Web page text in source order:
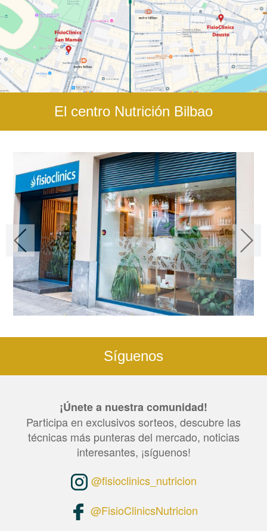
El centro Nutrición Bilbao
Síguenos
¡Únete a nuestra comunidad!
Participa en exclusivos sorteos, descubre las
técnicas más punteras del mercado, noticias
interesantes, ¡síguenos!
@fisioclinics_nutricion
@FisioClinicsNutricion